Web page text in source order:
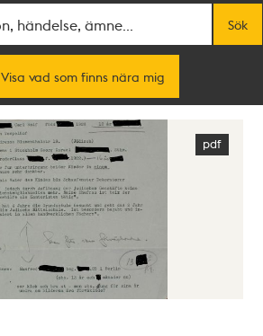
Sök
Visa vad som finns nära mig